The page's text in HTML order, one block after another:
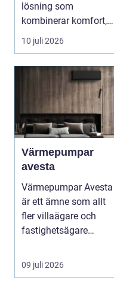
lösning som
kombinerar komfort,
säkerhet och tillg...
10 juli 2026
Värmepumpar
avesta
Värmepumpar Avesta
är ett ämne som allt
fler villaägare och
fastighetsägare
09 juli 2026